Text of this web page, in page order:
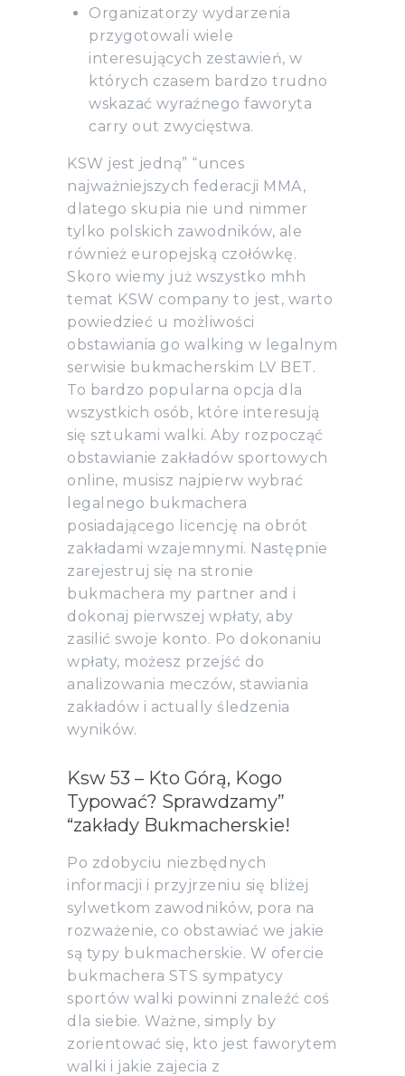
Organizatorzy wydarzenia
przygotowali wiele
interesujących zestawień, w
których czasem bardzo trudno
wskazać wyraźnego faworyta
carry out zwycięstwa.
KSW jest jedną” “unces
najważniejszych federacji MMA,
dlatego skupia nie und nimmer
tylko polskich zawodników, ale
również europejską czołówkę.
Skoro wiemy już wszystko mhh
temat KSW company to jest, warto
powiedzieć u możliwości
obstawiania go walking w legalnym
serwisie bukmacherskim LV BET.
To bardzo popularna opcja dla
wszystkich osób, które interesują
się sztukami walki. Aby rozpocząć
obstawianie zakładów sportowych
online, musisz najpierw wybrać
legalnego bukmachera
posiadającego licencję na obrót
zakładami wzajemnymi. Następnie
zarejestruj się na stronie
bukmachera my partner and i
dokonaj pierwszej wpłaty, aby
zasilić swoje konto. Po dokonaniu
wpłaty, możesz przejść do
analizowania meczów, stawiania
zakładów i actually śledzenia
wyników.
Ksw 53 – Kto Górą, Kogo
Typować? Sprawdzamy”
“zakłady Bukmacherskie!
Po zdobyciu niezbędnych
informacji i przyjrzeniu się bliżej
sylwetkom zawodników, pora na
rozważenie, co obstawiać we jakie
są typy bukmacherskie. W ofercie
bukmachera STS sympatycy
sportów walki powinni znaleźć coś
dla siebie. Ważne, simply by
zorientować się, kto jest faworytem
walki i jakie zajecia z